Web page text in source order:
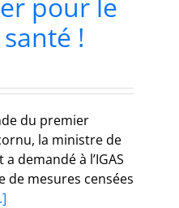
!
du premier
la ministre de
demandé à l’IGAS
de mesures censées